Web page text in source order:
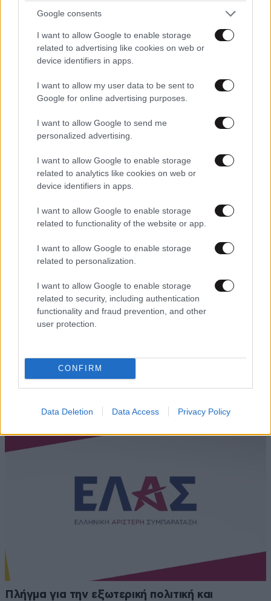
Google consents
I want to allow Google to enable storage
related to advertising like cookies on web or
device identifiers in apps.
I want to allow my user data to be sent to
Google for online advertising purposes.
I want to allow Google to send me
personalized advertising.
I want to allow Google to enable storage
related to analytics like cookies on web or
device identifiers in apps.
I want to allow Google to enable storage
related to functionality of the website or app.
I want to allow Google to enable storage
related to personalization.
I want to allow Google to enable storage
related to security, including authentication
functionality and fraud prevention, and other
user protection.
CONFIRM
Data Deletion Data Access Privacy Policy
Θανάσης Αυγερινός για Καρυστιανού-Γρατσία:
ανεπίδεκτες μαθήσεως»
Άκης Σκέρτσος: «Το ΠΑΣΟΚ υποκαθιστά την
οικονομική ανάλυση με πολιτική προπαγάνδα»
Πλήγμα για την εξωτερική πολιτική και